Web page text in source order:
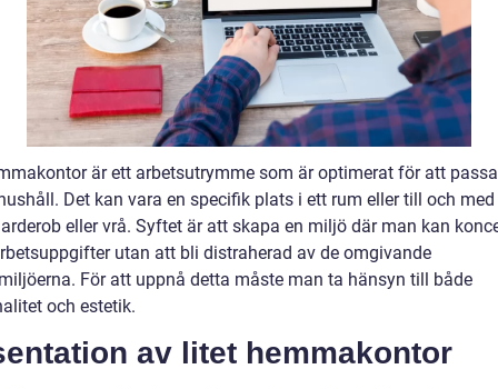
är ett arbetsutrymme som är optimerat för att
Det kan vara en specifik plats i ett rum eller till och med
eller vrå. Syftet är att skapa en miljö där man kan
utan att bli distraherad av de omgivande
För att uppnå detta måste man ta hänsyn till både
och estetik.
av litet hemmakontor